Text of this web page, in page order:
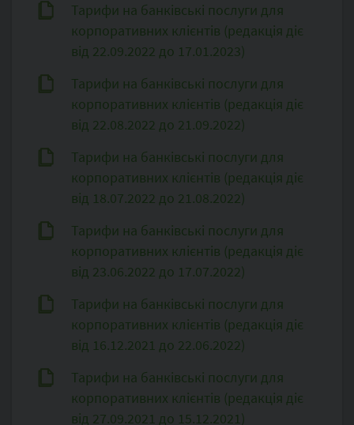
Тарифи на банківські послуги для
корпоративних клієнтів (редакція діє
від 22.09.2022 до 17.01.2023)
Тарифи на банківські послуги для
корпоративних клієнтів (редакція діє
від 22.08.2022 до 21.09.2022)
Тарифи на банківські послуги для
корпоративних клієнтів (редакція діє
від 18.07.2022 до 21.08.2022)
Тарифи на банківські послуги для
корпоративних клієнтів (редакція діє
від 23.06.2022 до 17.07.2022)
Тарифи на банківські послуги для
корпоративних клієнтів (редакція діє
від 16.12.2021 до 22.06.2022)
Тарифи на банківські послуги для
корпоративних клієнтів (редакція діє
від 27.09.2021 до 15.12.2021)